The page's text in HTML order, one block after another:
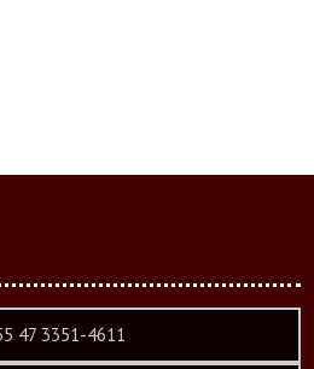
47 3351-4611